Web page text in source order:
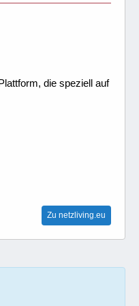
die speziell auf
Zu netzliving.eu